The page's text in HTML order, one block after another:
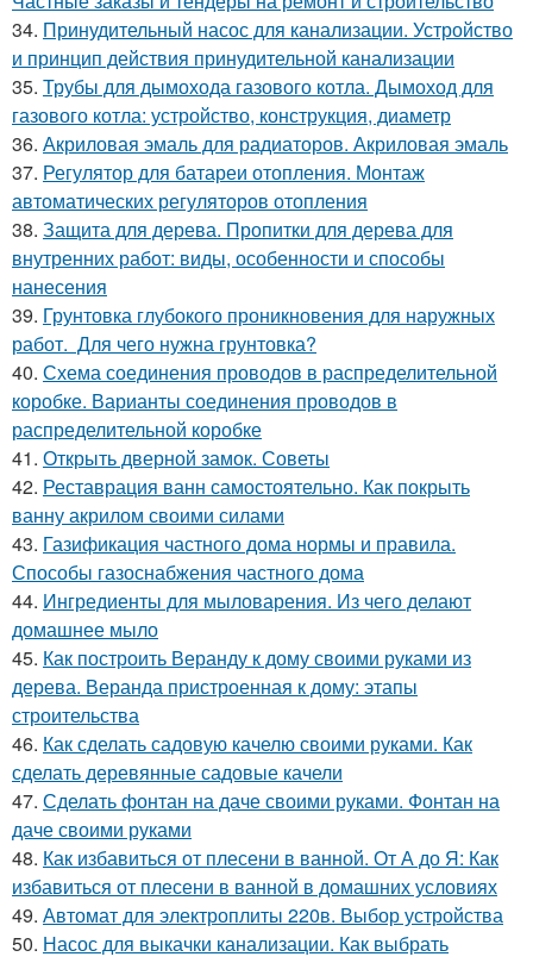
34. Принудительный насос для канализации. Устройство
и принцип действия принудительной канализации
35. Трубы для дымохода газового котла. Дымоход для
газового котла: устройство, конструкция, диаметр
36. Акриловая эмаль для радиаторов. Акриловая эмаль
37. Регулятор для батареи отопления. Монтаж
автоматических регуляторов отопления
38. Защита для дерева. Пропитки для дерева для
внутренних работ: виды, особенности и способы
нанесения
39. Грунтовка глубокого проникновения для наружных
работ. Для чего нужна грунтовка?
40. Схема соединения проводов в распределительной
коробке. Варианты соединения проводов в
распределительной коробке
41. Открыть дверной замок. Советы
42. Реставрация ванн самостоятельно. Как покрыть
ванну акрилом своими силами
43. Газификация частного дома нормы и правила.
Способы газоснабжения частного дома
44. Ингредиенты для мыловарения. Из чего делают
домашнее мыло
45. Как построить Веранду к дому своими руками из
дерева. Веранда пристроенная к дому: этапы
строительства
46. Как сделать садовую качелю своими руками. Как
сделать деревянные садовые качели
47. Сделать фонтан на даче своими руками. Фонтан на
даче своими руками
48. Как избавиться от плесени в ванной. От А до Я: Как
избавиться от плесени в ванной в домашних условиях
49. Автомат для электроплиты 220в. Выбор устройства
50. Насос для выкачки канализации. Как выбрать